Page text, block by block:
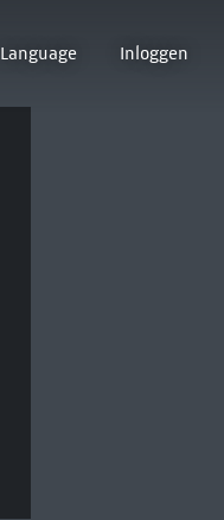
Language Inloggen